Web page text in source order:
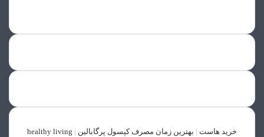
خرید هاست | بهترین زمان مصرف کپسول پرگابالین |
healthy living